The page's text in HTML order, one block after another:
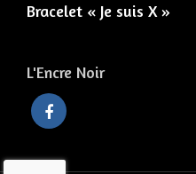
Bracelet « Je suis X »
L'Encre Noir